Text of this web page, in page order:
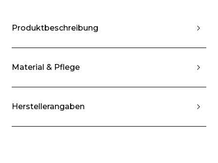
Produktbeschreibung
Material & Pflege
Herstellerangaben